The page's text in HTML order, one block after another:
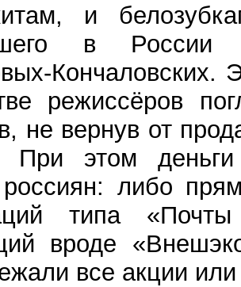
и
в России
Кончаловских.
режиссёров
не вернув от
При этом
россиян: либо
типа
вроде
все акции